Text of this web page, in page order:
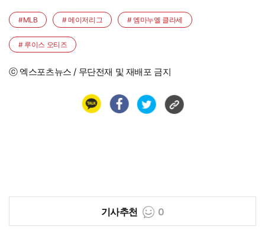
#MLB # 메이저리그 # 엠마누엘 클라세
# 루이스 오티즈
ⓒ 엑스포츠뉴스 / 무단전재 및 재배포 금지
기사추천 0